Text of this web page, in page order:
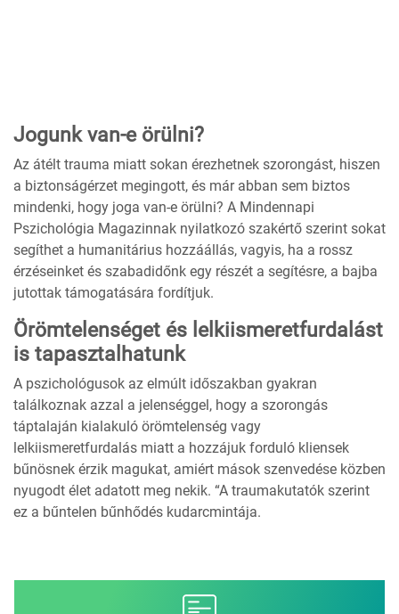
Jogunk van-e örülni?
Az átélt trauma miatt sokan érezhetnek szorongást, hiszen
a biztonságérzet megingott, és már abban sem biztos
mindenki, hogy joga van-e örülni? A Mindennapi
Pszichológia Magazinnak nyilatkozó szakértő szerint sokat
segíthet a humanitárius hozzáállás, vagyis, ha a rossz
érzéseinket és szabadidőnk egy részét a segítésre, a bajba
jutottak támogatására fordítjuk.
Örömtelenséget és lelkiismeretfurdalást
is tapasztalhatunk
A pszichológusok az elmúlt időszakban gyakran
találkoznak azzal a jelenséggel, hogy a szorongás
táptalaján kialakuló örömtelenség vagy
lelkiismeretfurdalás miatt a hozzájuk forduló kliensek
bűnösnek érzik magukat, amiért mások szenvedése közben
nyugodt élet adatott meg nekik. “A traumakutatók szerint
ez a bűntelen bűnhődés kudarcmintája.